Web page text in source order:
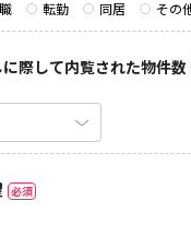
転勤 同居 その
際して内覧された物件数
必須